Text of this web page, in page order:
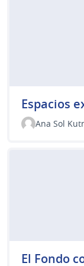
Espacios
Ana Sol
El Fondo